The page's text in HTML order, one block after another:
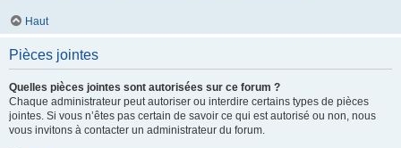
Haut
Pièces jointes
Quelles pièces jointes sont autorisées sur ce forum ?
Chaque administrateur peut autoriser ou interdire certains types de pièces
jointes. Si vous n’êtes pas certain de savoir ce qui est autorisé ou non, nous
vous invitons à contacter un administrateur du forum.